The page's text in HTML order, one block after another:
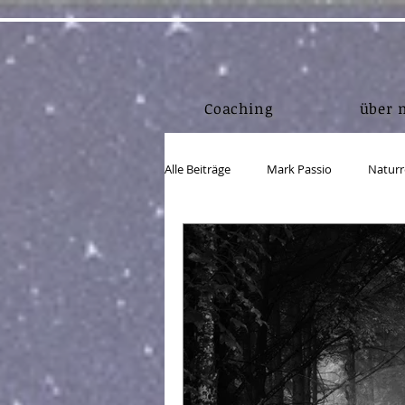
Coaching über
Alle Beiträge Mark Passio
Lebensmittel Bewegung/Körper
Einkorn Körper in Form
Webdesign Marketing